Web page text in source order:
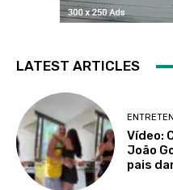
LATEST ARTICLES
Vídeo:
João
pais